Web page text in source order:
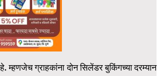
ग्राहकांना दोन सिलेंडर बुकिंगच्या दरम्यान